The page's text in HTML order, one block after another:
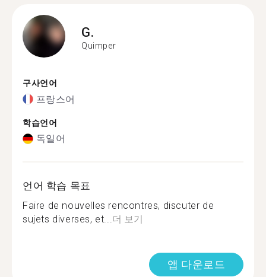
G.
Quimper
구사언어
프랑스어
학습언어
독일어
언어 학습 목표
Faire de nouvelles rencontres, discuter de
sujets diverses, et...더 보기
앱 다운로드